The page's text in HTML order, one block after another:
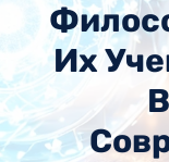
Их